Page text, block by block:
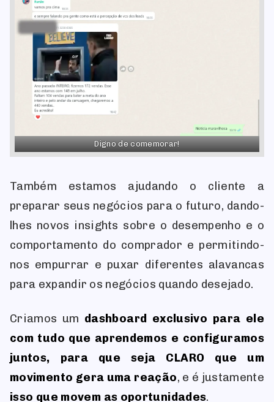
Digno de comemorar!
Também estamos ajudando o cliente a
preparar seus negócios para o futuro, dando-
lhes novos insights sobre o desempenho e o
comportamento do comprador e permitindo-
nos empurrar e puxar diferentes alavancas
para expandir os negócios quando desejado.
Criamos um dashboard exclusivo para ele
com tudo que aprendemos e configuramos
juntos, para que seja CLARO que um
movimento gera uma reação, e é justamente
isso que movem as oportunidades.